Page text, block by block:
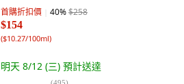
首購折扣價 40%$258
$154
($10.27/100ml)
明天 8/12 (三) 預計送達
(495)